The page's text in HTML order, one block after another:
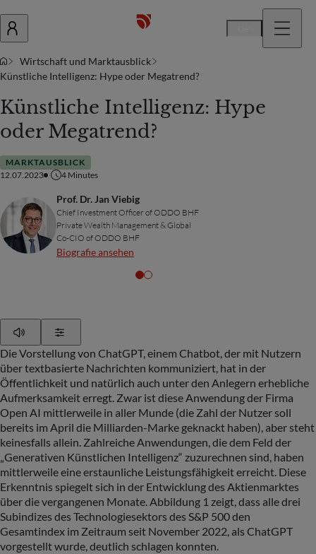
Wirtschaft und Marktausblick
Künstliche Intelligenz: Hype oder Megatrend?
Künstliche Intelligenz: Hype
oder Megatrend?
MARKTAUSBLICK
12.07.2023
4 Minutes
Prof. Dr. Jan Viebig
Chief Investment Officer of ODDO BHF
Private Wealth Management & Global
Co-CIO of ODDO BHF
Biografie ansehen
Die Vorstellung von ChatGPT, einem Chatbot, der mit Nutzern
über textbasierte Nachrichten kommuniziert, hat in der
Öffentlichkeit und natürlich auch unter den Anlegern erhebliche
Aufmerksamkeit erregt. Zwar ist diese Anwendung der Firma
Open AI mittlerweile in aller Munde (die Zahl der Nutzer soll
bereits im April die Milliarden-Marke geknackt haben), aber steht
keinesfalls allein. Zahlreiche Anwendungen, die dem Feld der
„Generativen Künstlichen Intelligenz“ zuzurechnen sind, haben
mittlerweile eine erstaunliche Leistungsfähigkeit erreicht. Diese
Erkenntnis spiegelt sich in der Entwicklung des Aktienmarktes
über die vergangenen Monate. Abbildung 1 zeigt, dass alle drei
Subindizes des Technologiesektors des S&P 500 den
Gesamtindex im Zeitraum seit November 2022, als ChatGPT
vorgestellt wurde, deutlich schlagen konnten.